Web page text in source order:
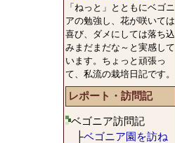
「ねっと」とともにベゴニ
アの勉強し、花が咲いては
喜び、ダメにしては落ち込
みまだまだな～と実感して
います。ちょっと頑張っ
て、私流の栽培日記です。
レポート・訪問記
ベゴニア訪問記
├ベゴニア園を訪ね